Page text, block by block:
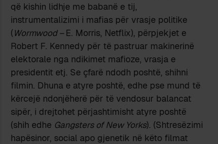
që kishin lidhje me babanë e tij,
instrumentalizimi i mafias për vrasje politike
( Wormwood – E. Morris, Netflix), përpjekjet e
Robert F. Kennedy për të pastruar makinerinë
elektorale nga ndikimet mafioze, vrasja e
presidentit etj. Se çfarë ndodh poshtë, shihni
filmin. Dhuna e atyre poshtë, edhe pse mund të
kërcejë ndonjëherë për të vendosur balancat
sipër, i drejtohet përjashtimisht atyre poshtë
(shih edhe Gangsters of New Yorks). (Shtresëzimi
hapësinor, social apo gjenetik në këto filmat